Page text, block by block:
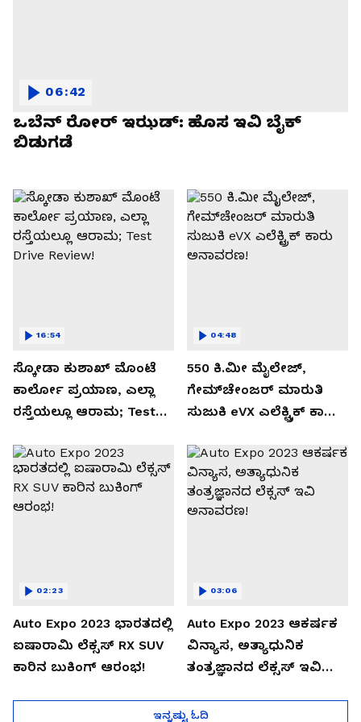
ಒಬೆನ್ ರೋರ್ ಇಝಡ್: ಹೊಸ ಇವಿ ಬೈಕ್
ಬಿಡುಗಡೆ
06:42
ಸ್ಕೋಡಾ ಕುಶಾಖ್ ಮೊಂಟೆ
ಕಾರ್ಲೋ ಪ್ರಯಾಣ, ಎಲ್ಲಾ
ರಸ್ತೆಯಲ್ಲೂ ಆರಾಮ; Test
16:54
550 ಕಿ.ಮೀ ಮೈಲೇಜ್,
ಗೇಮ್‌ಚೇಂಜರ್ ಮಾರುತಿ
ಸುಜುಕಿ eVX ಎಲೆಕ್ಟ್ರಿಕ್ ಕಾರು
04:48
Auto Expo 2023 ಭಾರತದಲ್ಲಿ
ಐಷಾರಾಮಿ ಲೆಕ್ಸಸ್ RX SUV
ಕಾರಿನ ಬುಕಿಂಗ್ ಆರಂಭ!
02:23
Auto Expo 2023 ಆಕರ್ಷಕ
ವಿನ್ಯಾಸ, ಅತ್ಯಾಧುನಿಕ
ತಂತ್ರಜ್ಞಾನದ ಲೆಕ್ಸಸ್ ಇವಿ
03:06
ಇನ್ನಷ್ಟು ಓದಿ